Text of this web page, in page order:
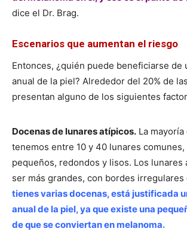
dice el Dr. Brag.
Escenarios que aumentan el riesgo
Entonces, ¿quién puede beneficiarse de
anual de la piel? Alrededor del 20% de
presentan alguno de los siguientes
Docenas de lunares atípicos. La
tenemos entre 10 y 40 lunares comunes,
pequeños, redondos y lisos. Los lunares
ser más grandes, con bordes irregulares
tienes varias docenas, está justificada
anual de la piel, ya que existe una
de que se conviertan en melanoma.